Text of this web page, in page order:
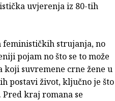
uvjerenja iz 80-tih
feminističkih strujanja, no
pojam no što se to može
koji suvremene crne žene u
postavi život, ključno je što
kraj romana se